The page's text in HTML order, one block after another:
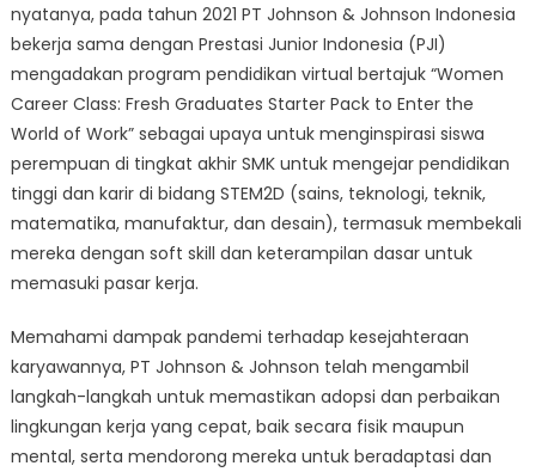
nyatanya, pada tahun 2021 PT Johnson & Johnson Indonesia
bekerja sama dengan Prestasi Junior Indonesia (PJI)
mengadakan program pendidikan virtual bertajuk “Women
Career Class: Fresh Graduates Starter Pack to Enter the
World of Work” sebagai upaya untuk menginspirasi siswa
perempuan di tingkat akhir SMK untuk mengejar pendidikan
tinggi dan karir di bidang STEM2D (sains, teknologi, teknik,
matematika, manufaktur, dan desain), termasuk membekali
mereka dengan soft skill dan keterampilan dasar untuk
memasuki pasar kerja.
Memahami dampak pandemi terhadap kesejahteraan
karyawannya, PT Johnson & Johnson telah mengambil
langkah-langkah untuk memastikan adopsi dan perbaikan
lingkungan kerja yang cepat, baik secara fisik maupun
mental, serta mendorong mereka untuk beradaptasi dan